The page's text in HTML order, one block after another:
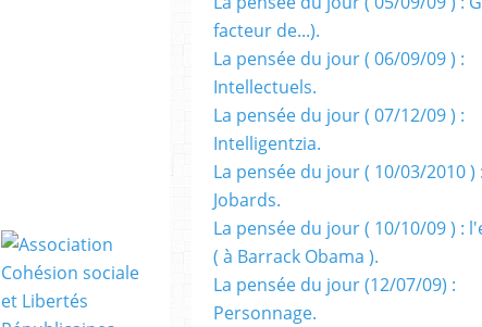
facteur de...).
La pensée du jour ( 06/09/09 ) :
Intellectuels.
La pensée du jour ( 07/12/09 ) :
Intelligentzia.
La pensée du jour ( 10/03/2010 ) :
Jobards.
La pensée du jour ( 10/10/09 ) :
( à Barrack Obama ).
La pensée du jour (12/07/09) :
Personnage.